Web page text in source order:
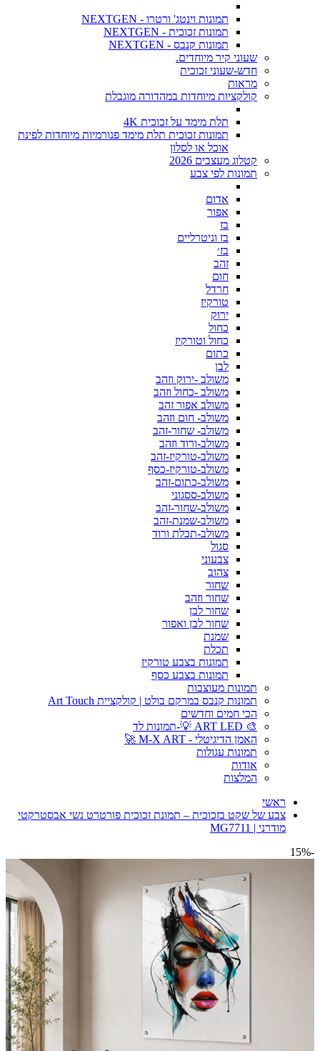
תמונות וינטג' ורטרו - NEXTGEN
תמונות זכוכית - NEXTGEN
תמונות קנבס - NEXTGEN
שעוני קיר מיוחדים.
חדש-שעוני זכוכית
מראות
קולקציות מיוחדות במהדורה מוגבלת
תלת מימד על זכוכית 4K
תמונות זכוכית תלת מימד פנורמיות מיוחדות לפינת
אוכל או לסלון
קטלוג מעצבים 2026
תמונות לפי צבע
אדום
אפור
בז
בז וניטרליים
בז׳
זהב
חום
חרדל
טורקיז
ירוק
כחול
כחול וטורקיז
כתום
לבן
משולב -ירוק וזהב
משולב -כחול וזהב
משולב אפור זהב
משולב- חום וזהב
משולב- שחור-זהב
משולב-ורוד וזהב
משולב-טורקיז-זהב
משולב-טורקיז-כסף
משולב-כתום-זהב
משולב-ססגוני
משולב-שחור-זהב
משולב-שמנת-זהב
משולב-תכלת ורוד
סגול
צבעוני
צהוב
שחור
שחור וזהב
שחור לבן
שחור לבן ואפור
שמנת
תכלת
תמונות בצבע טורקיז
תמונות בצבע כסף
תמונות מעוצבות
תמונות קנבס במרקם בולט | קולקציית Art Touch
הכי חמים וחדשים
🎨 ART LED 💡-תמונות לד
האמן הדיגיטלי - M-X ART 🚀
תמונות עגולות
אודות
המלצות
ראשי
צבע של שקט בזכוכית – תמונת זכוכית פורטרט נשי אבסטרקטי
מודרני | MG7711
-15%